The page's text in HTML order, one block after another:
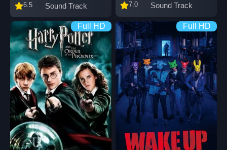
6.5 Sound Track 7.0 Sound Track
Full HD Full HD